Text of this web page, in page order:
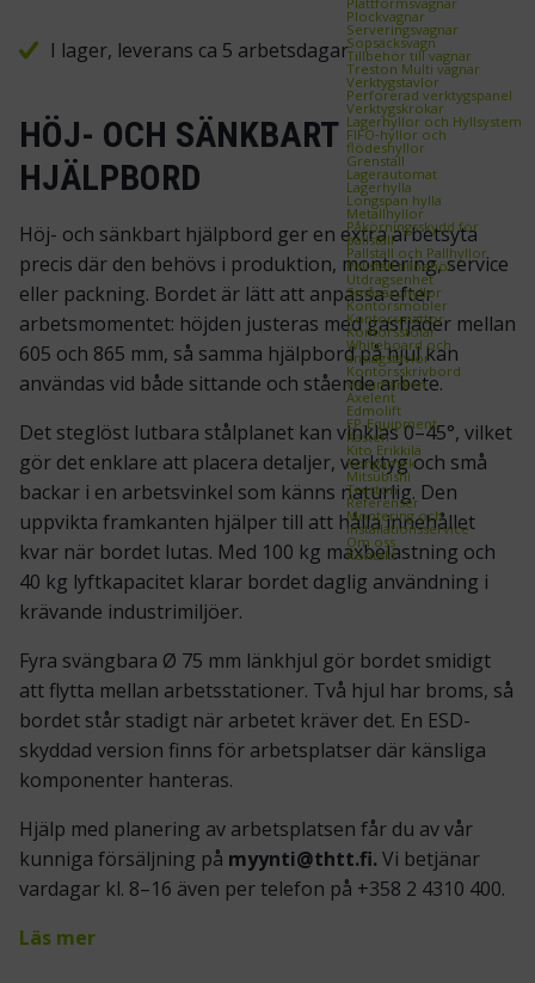
Plockvagnar
Serveringsvagnar
Sopsäcksvagn
Tillbehör till vagnar
Treston Multi vagnar
Verktygstavlor
Perforerad verktygspanel
Verktygskrokar
Lagerhyllor och Hyllsystem
FIFO‑hyllor och
flödeshyllor
Grenställ
Lagerautomat
Lagerhylla
Longspan hylla
Metallhyllor
Påkörningsskydd för
pallställ
Pallställ och Pallhyllor
Pallställ tillbehör
Utdragsenhet
Småvaruhyllor
Kontorsmöbler
Kontorsmattor
Kontorsstolar
Whiteboard och
anslagstavlor
Kontorsskrivbord
Varumärken
Axelent
Edmolift
EP-Equipment
Kasten
Kito Erikkilä
Kongamek
Mitsubishi
Treston
Referenser
Montering och
installationsservice
Om oss
Kontakt
I lager, leverans ca 5 arbetsdagar
HÖJ- OCH SÄNKBART
HJÄLPBORD
Höj- och sänkbart hjälpbord ger en extra arbetsyta
precis där den behövs i produktion, montering, service
eller packning. Bordet är lätt att anpassa efter
arbetsmomentet: höjden justeras med gasfjäder mellan
605 och 865 mm, så samma hjälpbord på hjul kan
användas vid både sittande och stående arbete.
Det steglöst lutbara stålplanet kan vinklas 0–45°, vilket
gör det enklare att placera detaljer, verktyg och små
backar i en arbetsvinkel som känns naturlig. Den
uppvikta framkanten hjälper till att hålla innehållet
kvar när bordet lutas. Med 100 kg maxbelastning och
40 kg lyftkapacitet klarar bordet daglig användning i
krävande industrimiljöer.
Fyra svängbara Ø 75 mm länkhjul gör bordet smidigt
att flytta mellan arbetsstationer. Två hjul har broms, så
bordet står stadigt när arbetet kräver det. En ESD-
skyddad version finns för arbetsplatser där känsliga
komponenter hanteras.
Hjälp med planering av arbetsplatsen får du av vår
kunniga försäljning på myynti@thtt.fi.Vi betjänar
vardagar kl. 8–16 även per telefon på +358 2 4310 400.
Läs mer